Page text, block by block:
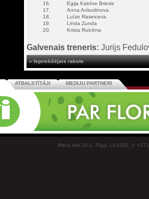
16.
Egija Katrīne Briede
17.
Anna Ankudinova
18.
Luīze Raseiceva
19.
Linda Zunda
20.
Krista Ruicēna
Galvenais treneris: Jurijs
« Iepriekšējais raksts
ATBALSTĪTĀJI MEDIJU PARTNERI
Miera iela 15-1, Rīga, LV-1001, t: